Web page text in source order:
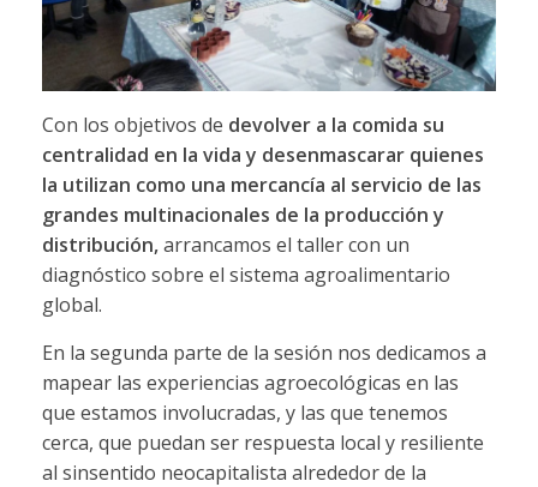
Con los objetivos de devolver a la comida su
centralidad en la vida y desenmascarar quienes
la utilizan como una mercancía al servicio de las
grandes multinacionales de la producción y
distribución,arrancamos el taller con un
diagnóstico sobre el sistema agroalimentario
global.
En la segunda parte de la sesión nos dedicamos a
mapear las experiencias agroecológicas en las
que estamos involucradas, y las que tenemos
cerca, que puedan ser respuesta local y resiliente
al sinsentido neocapitalista alrededor de la